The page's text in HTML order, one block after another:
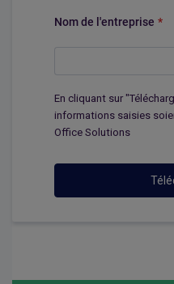
Nom de l'entreprise *
En cliquant sur
informations saisies
Office Solutions